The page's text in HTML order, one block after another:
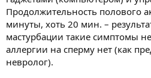
Продолжительность полового
минуты, хоть 20 мин. –
мастурбации такие симптомы
аллергии на сперму нет (как
невролог).